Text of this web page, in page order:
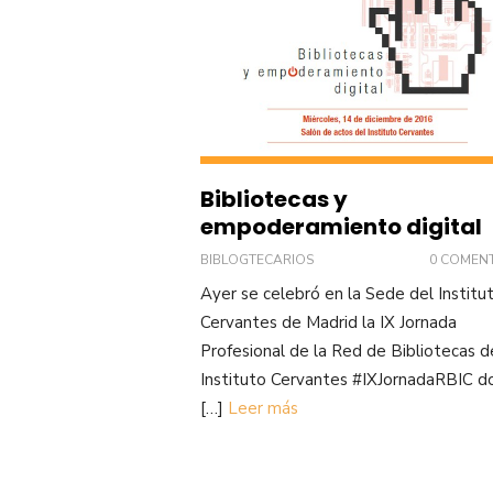
Bibliotecas y
empoderamiento digital
BIBLOGTECARIOS 0
Ayer se celebró en la Sede del
Cervantes de Madrid la IX Jornada
Profesional de la Red de Bibliotecas
Instituto Cervantes #IXJornadaRBIC
[…] Leer más